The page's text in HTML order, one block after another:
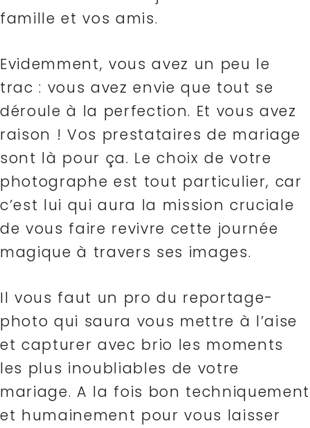
famille et vos amis.
Evidemment, vous avez un peu le
trac : vous avez envie que tout se
déroule à la perfection. Et vous avez
raison ! Vos prestataires de mariage
sont là pour ça. Le choix de votre
photographe est tout particulier, car
c’est lui qui aura la mission cruciale
de vous faire revivre cette journée
magique à travers ses images.
Il vous faut un pro du reportage-
photo qui saura vous mettre à l’aise
et capturer avec brio les moments
les plus inoubliables de votre
mariage. A la fois bon techniquement
et humainement pour vous laisser